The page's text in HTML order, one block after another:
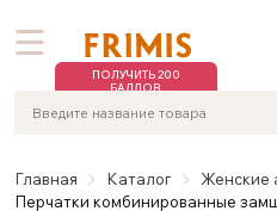
ПОЛУЧИТЬ 200
БАЛЛОВ
Главная Каталог Женские
Перчатки комбинированные